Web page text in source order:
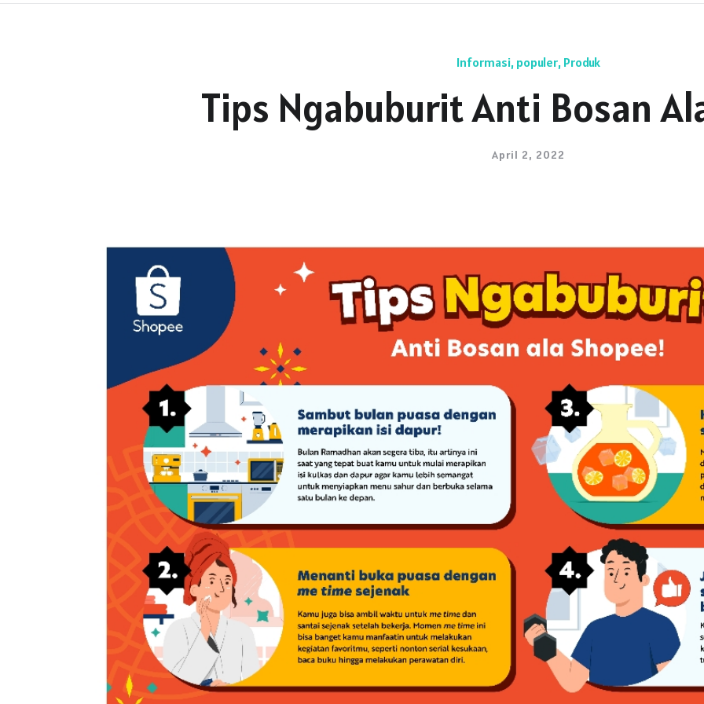
Informasi, populer, Produk
Tips Ngabuburit Anti Bosan
April 2, 2022